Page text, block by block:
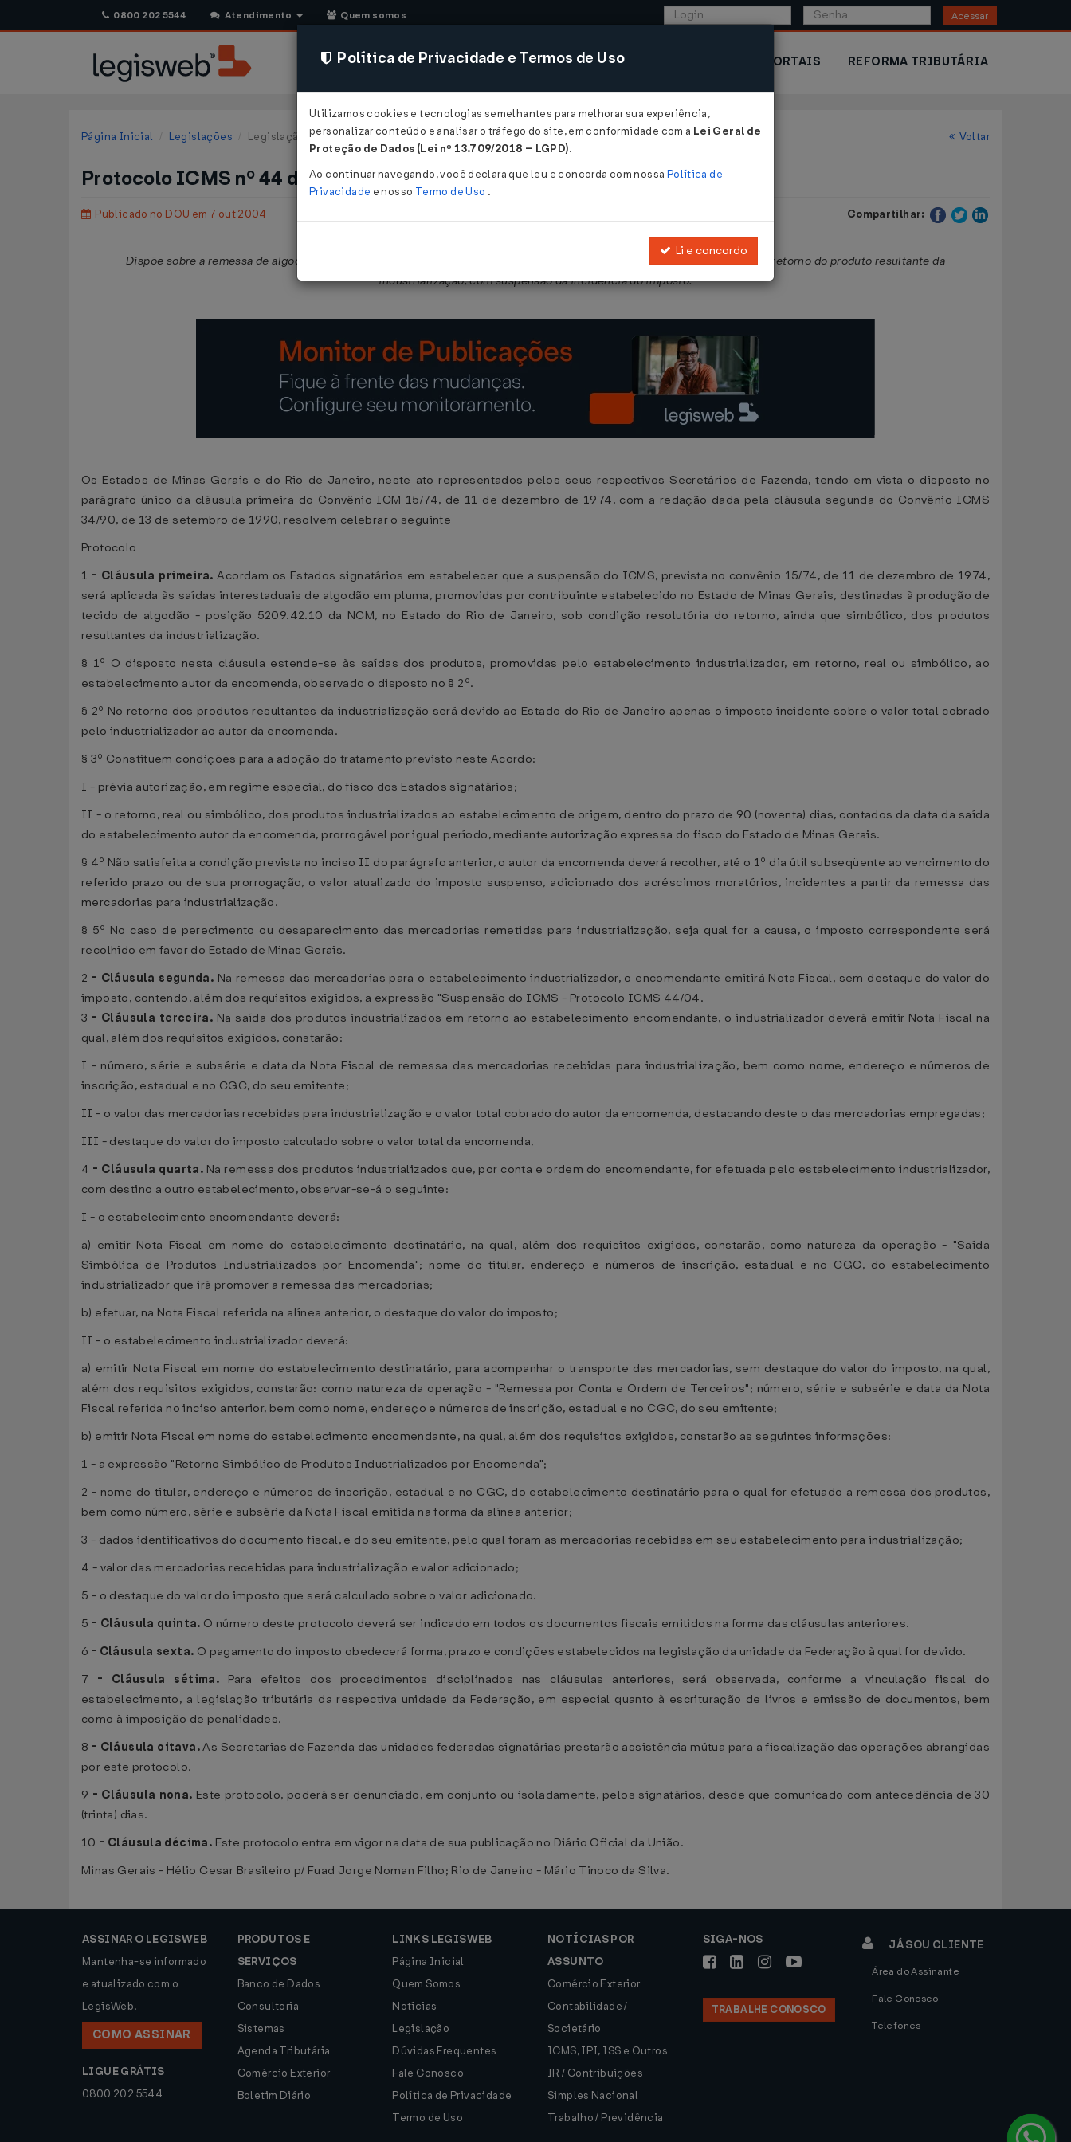
0800 202 5544 Atendimento Quem somos Acessar
CONSULTORIA SISTEMAS COMÉRCIO EXTERIOR PORTAIS REFORMA TRIBUTÁRIA
Página Inicial Legislações Legislação Federal Voltar
Protocolo ICMS nº 44 de 24/09/2004
Publicado no DOU em 7 out 2004 Compartilhar:
Dispõe sobre a remessa de algodão em pluma, por contribuinte de Minas Gerais para industrialização no Rio de Janeiro e retorno do produto resultante da
industrialização, com suspensão da incidência do imposto.
Os Estados de Minas Gerais e do Rio de Janeiro, neste ato representados pelos seus respectivos Secretários de Fazenda, tendo em vista o disposto no
parágrafo único da cláusula primeira do Convênio ICM 15/74, de 11 de dezembro de 1974, com a redação dada pela cláusula segunda do Convênio ICMS
34/90, de 13 de setembro de 1990, resolvem celebrar o seguinte
Protocolo
1 - Cláusula primeira.Acordam os Estados signatários em estabelecer que a suspensão do ICMS, prevista no convênio 15/74, de 11 de dezembro de 1974,
será aplicada às saídas interestaduais de algodão em pluma, promovidas por contribuinte estabelecido no Estado de Minas Gerais, destinadas à produção de
tecido de algodão - posição 5209.42.10 da NCM, no Estado do Rio de Janeiro, sob condição resolutória do retorno, ainda que simbólico, dos produtos
resultantes da industrialização.
§ 1º O disposto nesta cláusula estende-se às saídas dos produtos, promovidas pelo estabelecimento industrializador, em retorno, real ou simbólico, ao
estabelecimento autor da encomenda, observado o disposto no § 2º.
§ 2º No retorno dos produtos resultantes da industrialização será devido ao Estado do Rio de Janeiro apenas o imposto incidente sobre o valor total cobrado
pelo industrializador ao autor da encomenda.
§ 3º Constituem condições para a adoção do tratamento previsto neste Acordo:
I - prévia autorização, em regime especial, do fisco dos Estados signatários;
II - o retorno, real ou simbólico, dos produtos industrializados ao estabelecimento de origem, dentro do prazo de 90 (noventa) dias, contados da data da saída
do estabelecimento autor da encomenda, prorrogável por igual período, mediante autorização expressa do fisco do Estado de Minas Gerais.
§ 4º Não satisfeita a condição prevista no inciso II do parágrafo anterior, o autor da encomenda deverá recolher, até o 1º dia útil subseqüente ao vencimento do
referido prazo ou de sua prorrogação, o valor atualizado do imposto suspenso, adicionado dos acréscimos moratórios, incidentes a partir da remessa das
mercadorias para industrialização.
§ 5º No caso de perecimento ou desaparecimento das mercadorias remetidas para industrialização, seja qual for a causa, o imposto correspondente será
recolhido em favor do Estado de Minas Gerais.
2 - Cláusula segunda. Na remessa das mercadorias para o estabelecimento industrializador, o encomendante emitirá Nota Fiscal, sem destaque do valor do
imposto, contendo, além dos requisitos exigidos, a expressão "Suspensão do ICMS - Protocolo ICMS 44/04.
3 - Cláusula terceira. Na saída dos produtos industrializados em retorno ao estabelecimento encomendante, o industrializador deverá emitir Nota Fiscal na
qual, além dos requisitos exigidos, constarão:
I - número, série e subsérie e data da Nota Fiscal de remessa das mercadorias recebidas para industrialização, bem como nome, endereço e números de
inscrição, estadual e no CGC, do seu emitente;
II - o valor das mercadorias recebidas para industrialização e o valor total cobrado do autor da encomenda, destacando deste o das mercadorias empregadas;
III - destaque do valor do imposto calculado sobre o valor total da encomenda,
4 - Cláusula quarta. Na remessa dos produtos industrializados que, por conta e ordem do encomendante, for efetuada pelo estabelecimento industrializador,
com destino a outro estabelecimento, observar-se-á o seguinte:
I - o estabelecimento encomendante deverá:
a) emitir Nota Fiscal em nome do estabelecimento destinatário, na qual, além dos requisitos exigidos, constarão, como natureza da operação - "Saída
Simbólica de Produtos Industrializados por Encomenda"; nome do titular, endereço e números de inscrição, estadual e no CGC, do estabelecimento
industrializador que irá promover a remessa das mercadorias;
b) efetuar, na Nota Fiscal referida na alínea anterior, o destaque do valor do imposto;
II - o estabelecimento industrializador deverá:
a) emitir Nota Fiscal em nome do estabelecimento destinatário, para acompanhar o transporte das mercadorias, sem destaque do valor do imposto, na qual,
além dos requisitos exigidos, constarão: como natureza da operação - "Remessa por Conta e Ordem de Terceiros"; número, série e subsérie e data da Nota
Fiscal referida no inciso anterior, bem como nome, endereço e números de inscrição, estadual e no CGC, do seu emitente;
b) emitir Nota Fiscal em nome do estabelecimento encomendante, na qual, além dos requisitos exigidos, constarão as seguintes informações:
1 - a expressão "Retorno Simbólico de Produtos Industrializados por Encomenda";
2 - nome do titular, endereço e números de inscrição, estadual e no CGC, do estabelecimento destinatário para o qual for efetuado a remessa dos produtos,
bem como número, série e subsérie da Nota Fiscal emitida na forma da alínea anterior;
3 - dados identificativos do documento fiscal, e do seu emitente, pelo qual foram as mercadorias recebidas em seu estabelecimento para industrialização;
4 - valor das mercadorias recebidas para industrialização e valor adicionado;
5 - o destaque do valor do imposto que será calculado sobre o valor adicionado.
5 - Cláusula quinta. O número deste protocolo deverá ser indicado em todos os documentos fiscais emitidos na forma das cláusulas anteriores.
6 - Cláusula sexta. O pagamento do imposto obedecerá forma, prazo e condições estabelecidos na legislação da unidade da Federação à qual for devido.
7 - Cláusula sétima. Para efeitos dos procedimentos disciplinados nas cláusulas anteriores, será observada, conforme a vinculação fiscal do
estabelecimento, a legislação tributária da respectiva unidade da Federação, em especial quanto à escrituração de livros e emissão de documentos, bem
como à imposição de penalidades.
8 - Cláusula oitava.As Secretarias de Fazenda das unidades federadas signatárias prestarão assistência mútua para a fiscalização das operações abrangidas
por este protocolo.
9 - Cláusula nona. Este protocolo, poderá ser denunciado, em conjunto ou isoladamente, pelos signatários, desde que comunicado com antecedência de 30
(trinta) dias.
10 - Cláusula décima. Este protocolo entra em vigor na data de sua publicação no Diário Oficial da União.
Minas Gerais - Hélio Cesar Brasileiro p/ Fuad Jorge Noman Filho; Rio de Janeiro - Mário Tinoco da Silva.
ASSINAR O LEGISWEB
Mantenha-se informado
e atualizado com o
LegisWeb.
COMO ASSINAR
LIGUE GRÁTIS
0800 202 5544
PRODUTOS E
SERVIÇOS
Banco de Dados
Consultoria
Sistemas
Agenda Tributária
Comércio Exterior
Boletim Diário
LINKS LEGISWEB
Página Inicial
Quem Somos
Notícias
Legislação
Dúvidas Frequentes
Fale Conosco
Política de Privacidade
Termo de Uso
NOTÍCIAS POR
ASSUNTO
Comércio Exterior
Contabilidade /
Societário
ICMS, IPI, ISS e Outros
IR / Contribuições
Simples Nacional
Trabalho / Previdência
SIGA-NOS
TRABALHE CONOSCO
JÁ SOU CLIENTE
Área do Assinante
Fale Conosco
Telefones
Política de Privacidade e Termos de Uso
Utilizamos cookies e tecnologias semelhantes para melhorar sua experiência,
personalizar conteúdo e analisar o tráfego do site, em conformidade com a Lei Geral de
Proteção de Dados (Lei nº 13.709/2018 – LGPD).
Ao continuar navegando, você declara que leu e concorda com nossa Política de
Privacidade e nosso Termo de Uso .
Li e concordo